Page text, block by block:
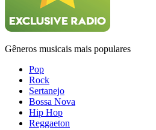
Gêneros musicais mais populares
Pop
Rock
Sertanejo
Bossa Nova
Hip Hop
Reggaeton